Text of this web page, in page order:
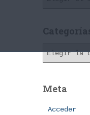
h
v
o
g
Meta
Acceder